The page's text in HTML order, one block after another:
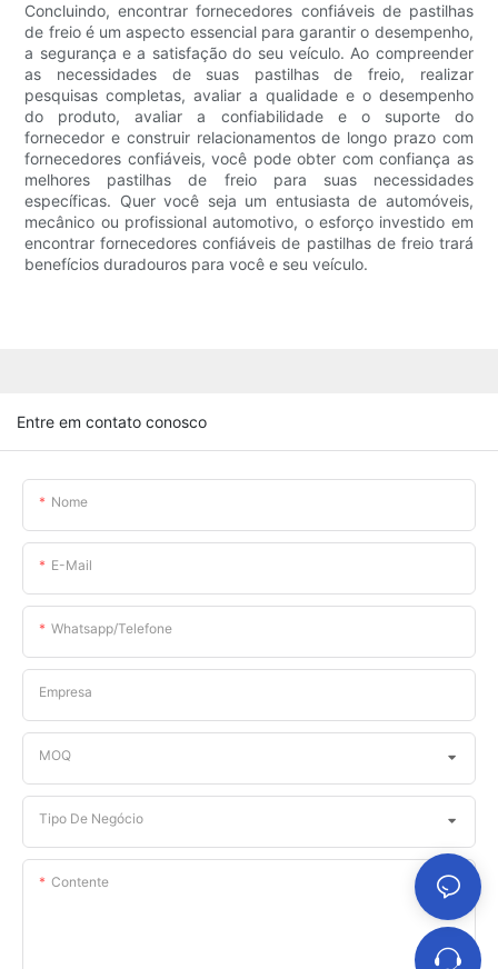
Concluindo, encontrar fornecedores confiáveis ​​de pastilhas
de freio é um aspecto essencial para garantir o desempenho,
a segurança e a satisfação do seu veículo. Ao compreender
as necessidades de suas pastilhas de freio, realizar
pesquisas completas, avaliar a qualidade e o desempenho
do produto, avaliar a confiabilidade e o suporte do
fornecedor e construir relacionamentos de longo prazo com
fornecedores confiáveis, você pode obter com confiança as
melhores pastilhas de freio para suas necessidades
específicas. Quer você seja um entusiasta de automóveis,
mecânico ou profissional automotivo, o esforço investido em
encontrar fornecedores confiáveis ​​de pastilhas de freio trará
benefícios duradouros para você e seu veículo.
Entre em contato conosco
Nome
E-Mail
Whatsapp/telefone
Empresa
MOQ
Tipo De Negócio
Contente